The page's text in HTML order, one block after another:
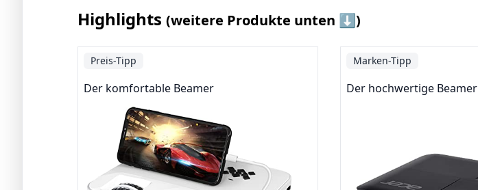
Highlights (weitere Produkte unten ⬇️)
Preis-Tipp
Der komfortable Beamer
Marken-Tipp
Der hochwertige Beamer